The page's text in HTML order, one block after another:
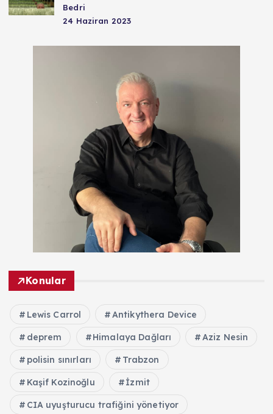
Bedri
24 Haziran 2023
Konular
Lewis Carrol Antikythera Device
deprem Himalaya Dağları Aziz Nesin
polisin sınırları Trabzon
Kaşif Kozinoğlu İzmit
CIA uyuşturucu trafiğini yönetiyor